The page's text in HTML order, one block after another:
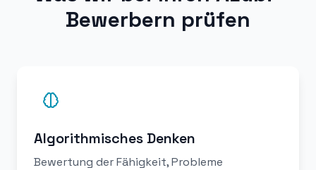
Bewerbern prüfen
Algorithmisches Denken
Bewertung der Fähigkeit, Probleme